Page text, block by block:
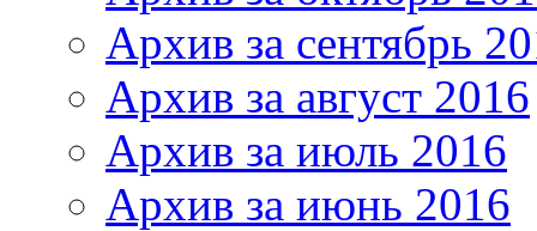
Архив за сентябрь
Архив за август 2016
Архив за июль 2016
Архив за июнь 2016